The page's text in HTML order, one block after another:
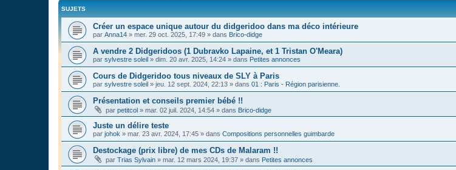
SUJETS
Créer un espace unique autour du didgeridoo dans ma déco intérieure
par Anna14 » mer. 29 oct. 2025, 17:49 » dans Brico-didge
A vendre 2 Didgeridoos (1 Dubravko Lapaine, et 1 Tristan O'Meara)
par sylvestre soleil » dim. 20 avr. 2025, 14:24 » dans Petites annonces
Cours de Didgeridoo tous niveaux de SLY à Paris
par sylvestre soleil » jeu. 12 sept. 2024, 22:13 » dans 01 : Paris - Région parisienne.
Présentation et conseils premier bébé !!
par petitcol » mar. 02 juil. 2024, 14:54 » dans Brico-didge
Juste un délire teste
par johok » mar. 23 avr. 2024, 17:45 » dans Compositions personnelles guimbarde
Destockage (prix libre) de mes CDs de Malaram !!
par Trias Sylvain » mar. 12 mars 2024, 19:37 » dans Petites annonces